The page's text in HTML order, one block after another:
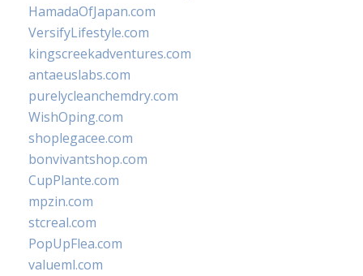
HamadaOfJapan.com
VersifyLifestyle.com
kingscreekadventures.com
antaeuslabs.com
purelycleanchemdry.com
WishOping.com
shoplegacee.com
bonvivantshop.com
CupPlante.com
mpzin.com
stcreal.com
PopUpFlea.com
valueml.com